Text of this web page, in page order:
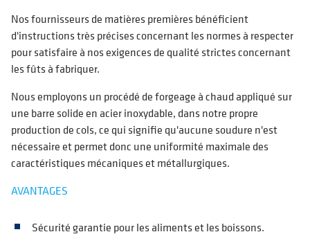
Nos fournisseurs de matières premières bénéficient
d'instructions très précises concernant les normes à respecter
pour satisfaire à nos exigences de qualité strictes concernant
les fûts à fabriquer.
Nous employons un procédé de forgeage à chaud appliqué sur
une barre solide en acier inoxydable, dans notre propre
production de cols, ce qui signifie qu'aucune soudure n'est
nécessaire et permet donc une uniformité maximale des
caractéristiques mécaniques et métallurgiques.
AVANTAGES
Sécurité garantie pour les aliments et les boissons.